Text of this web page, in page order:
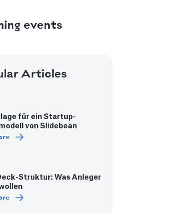
events
Articles
für ein Startup-
von Slidebean
Struktur: Was Anleger